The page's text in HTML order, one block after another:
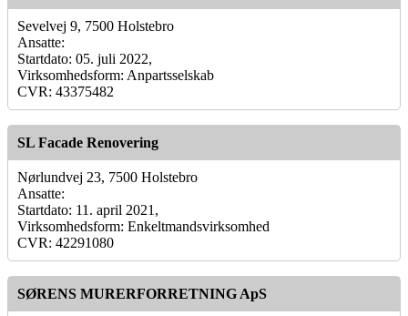
Sevelvej 9, 7500 Holstebro
Ansatte:
Startdato: 05. juli 2022,
Virksomhedsform: Anpartsselskab
CVR: 43375482
SL Facade Renovering
Nørlundvej 23, 7500 Holstebro
Ansatte:
Startdato: 11. april 2021,
Virksomhedsform: Enkeltmandsvirksomhed
CVR: 42291080
SØRENS MURERFORRETNING ApS